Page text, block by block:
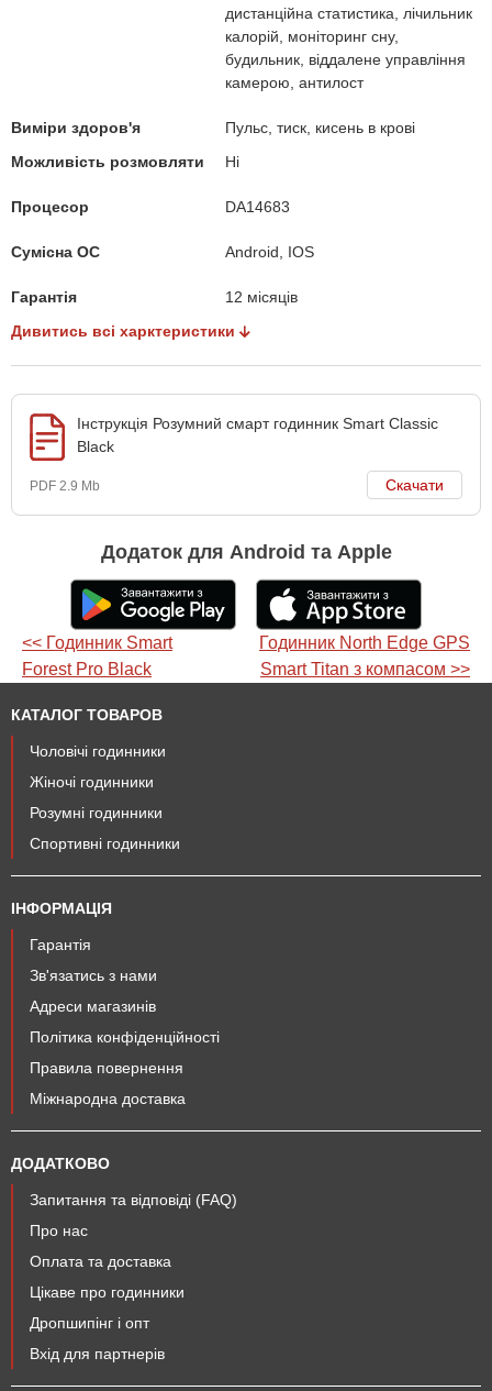
дистанційна статистика, лічильник
калорій, моніторинг сну,
будильник, віддалене управління
камерою, антилост
Виміри здоров'я
Пульс, тиск, кисень в крові
Можливість розмовляти
Ні
Процесор DA14683
Сумісна ОС Android, IOS
Гарантія
12 місяців
Дивитись всі харктеристики
Інструкція Розумний смарт годинник Smart Classic
Black
PDF 2.9 Mb Скачати
Додаток для Android та Apple
<< Годинник Smart
Forest Pro Black
Годинник North Edge GPS
Smart Titan з компасом >>
КАТАЛОГ ТОВАРОВ
Чоловічі годинники
Жіночі годинники
Розумні годинники
Спортивні годинники
ІНФОРМАЦІЯ
Гарантія
Зв'язатись з нами
Адреси магазинів
Політика конфіденційності
Правила повернення
Міжнародна доставка
ДОДАТКОВО
Запитання та відповіді (FAQ)
Про нас
Оплата та доставка
Цікаве про годинники
Дропшипінг і опт
Вхід для партнерів